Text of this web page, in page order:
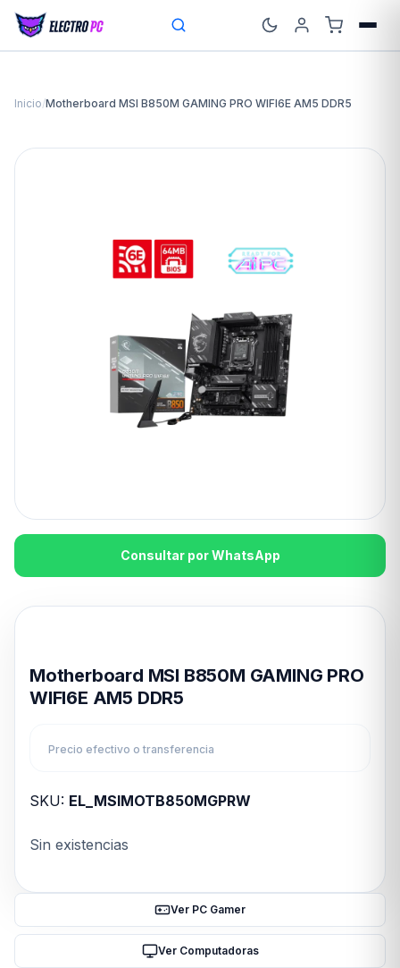
Inicio/Motherboard MSI B850M GAMING PRO WIFI6E AM5 DDR5
Consultar por WhatsApp
Motherboard MSI B850M GAMING PRO
WIFI6E AM5 DDR5
Precio efectivo o transferencia
SKU: EL_MSIMOTB850MGPRW
Sin existencias
Ver PC Gamer
Ver Computadoras